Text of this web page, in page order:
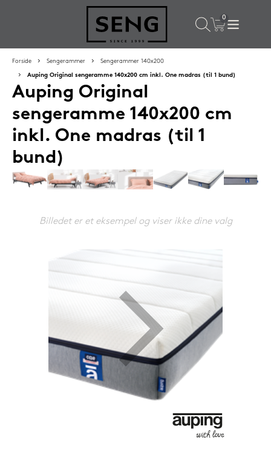
Populære valg til dig
Forside Sengerammer Sengerammer 140x200
Auping Original sengeramme 140x200 cm inkl. One madras (til 1 bund)
Auping Original
sengeramme 140x200 cm
inkl. One madras (til 1
bund)
Billedet er et eksempel og viser ikke dine valg